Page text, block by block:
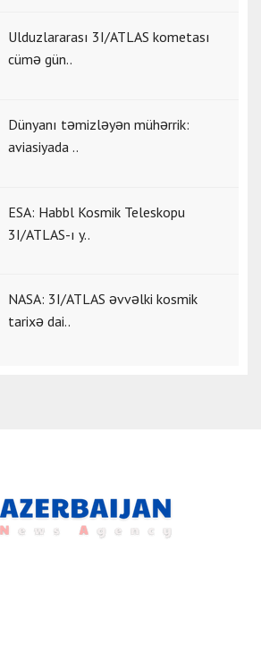
Ulduzlararası 3I/ATLAS kometası
cümə gün..
Dünyanı təmizləyən mühərrik:
aviasiyada ..
ESA: Habbl Kosmik Teleskopu
3I/ATLAS-ı y..
NASA: 3I/ATLAS əvvəlki kosmik
tarixə dai..